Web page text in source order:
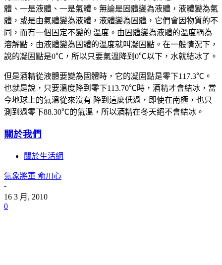
體、一是液體、一是氣體。無論是固體變為液體，液體變為氣
體，或是由氣體變為液體，液體變為固體，它們會因物質的不
同，而有一個固定不變的 溫度。由固體變為液體的溫度稱為
溶解點，由液體變為固體的溫度就叫凝固點。在一般情況下，
說的凝固點是0℃ ，所以只要氣溫降到 0℃以下，水就結冰了。
但是酒精從液體要變為固體時，它的凝固點是零下117.3℃ 。
也就是說，只要溫度降到 零下113.70℃時，酒精才會結冰，當
今地球上的氣溫從來沒有 降到這麼低過，即使在南極，也只
測到過零下88.30℃的氣溫，所以酒精在冬天絕不會結冰。
關於我們
關於生活網
氣象將軍 俞川心
-
16 3 月, 2010
0